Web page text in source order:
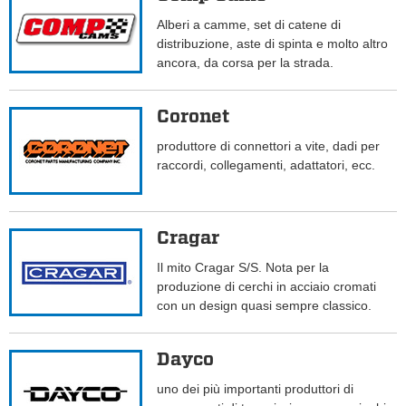
Alberi a camme, set di catene di
distribuzione, aste di spinta e molto altro
ancora, da corsa per la strada.
Coronet
produttore di connettori a vite, dadi per
raccordi, collegamenti, adattatori, ecc.
Cragar
Il mito Cragar S/S. Nota per la
produzione di cerchi in acciaio cromati
con un design quasi sempre classico.
Dayco
uno dei più importanti produttori di